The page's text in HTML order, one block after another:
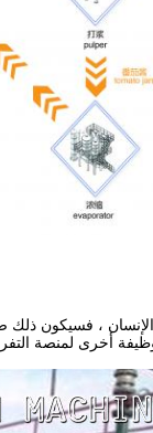
الإنسان ، فسيكون
أخرى لمنصة